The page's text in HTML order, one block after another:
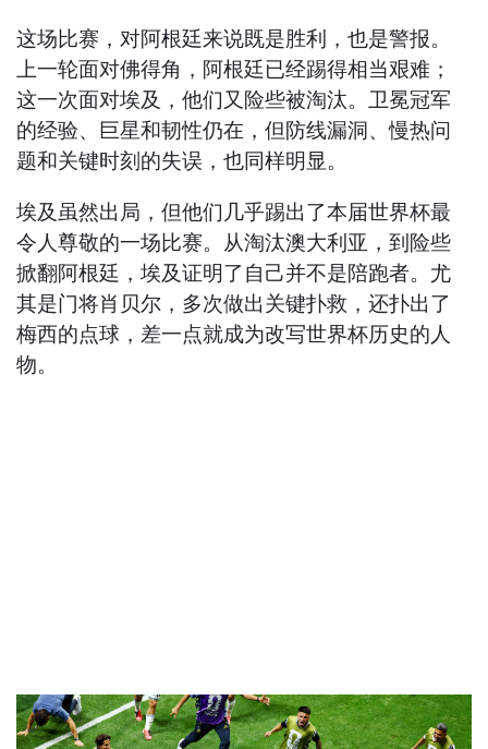
这场比赛，对阿根廷来说既是胜利，也是警报。
上一轮面对佛得角，阿根廷已经踢得相当艰难；
这一次面对埃及，他们又险些被淘汰。卫冕冠军
的经验、巨星和韧性仍在，但防线漏洞、慢热问
题和关键时刻的失误，也同样明显。
埃及虽然出局，但他们几乎踢出了本届世界杯最
令人尊敬的一场比赛。从淘汰澳大利亚，到险些
掀翻阿根廷，埃及证明了自己并不是陪跑者。尤
其是门将肖贝尔，多次做出关键扑救，还扑出了
梅西的点球，差一点就成为改写世界杯历史的人
物。